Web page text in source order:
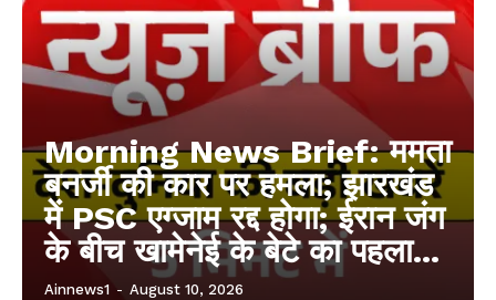
Morning News Brief: ममता
बनर्जी की कार पर हमला; झारखंड
में PSC एग्जाम रद्द होगा; ईरान जंग
के बीच खामेनेई के बेटे का पहला...
Ainnews1 - August 10, 2026